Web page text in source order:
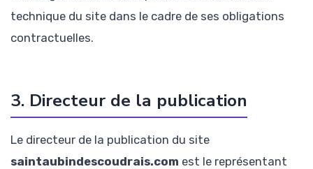
technique du site dans le cadre de ses obligations
contractuelles.
3. Directeur de la publication
Le directeur de la publication du site
saintaubindescoudrais.com est le représentant